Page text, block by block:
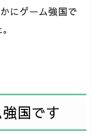
にゲーム強国で
国です